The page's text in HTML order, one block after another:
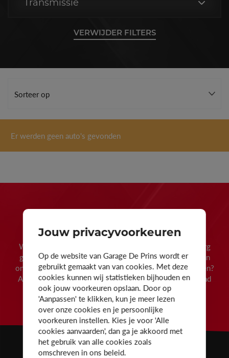
Transmissie
VERWIJDER FILTERS
Er werden geen auto's gevonden
Wist je dat we bij Garage De Prins 24 maanden waarborg
geven op al onze tweedehandswagens? Wens je een van
onze wagens te bezichtigen of eens een testritje te maken?
Aarzel dan niet om ons te contacteren of eens vrijblijvend
langs te komen in onze ruime showroom.
Jouw privacyvoorkeuren
Op de website van Garage De Prins wordt er
gebruikt gemaakt van van cookies. Met deze
cookies kunnen wij statistieken bijhouden en
ook jouw voorkeuren opslaan. Door op
'Aanpassen' te klikken, kun je meer lezen
over onze cookies en je persoonlijke
voorkeuren instellen. Kies je voor 'Alle
cookies aanvaarden', dan ga je akkoord met
het gebruik van alle cookies zoals
omschreven in ons beleid.